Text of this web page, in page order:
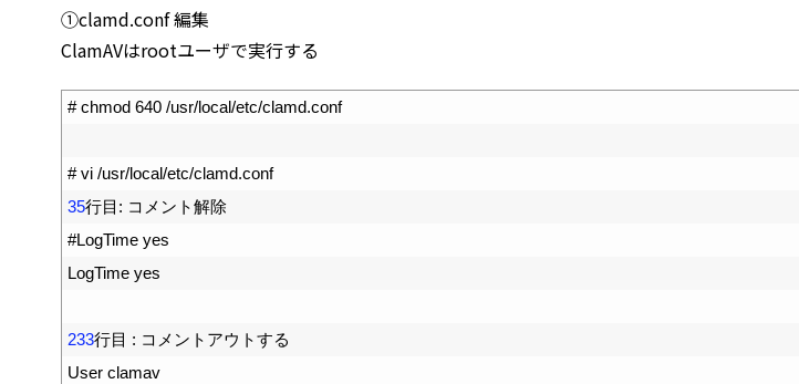
①clamd.conf 編集
ClamAVはrootユーザで実行する
# chmod 640 /usr/local/etc/clamd.conf
# vi /usr/local/etc/clamd.conf
35行目 : コメント解除
#LogTime yes
LogTime yes
233行目 : コメントアウトする
User clamav